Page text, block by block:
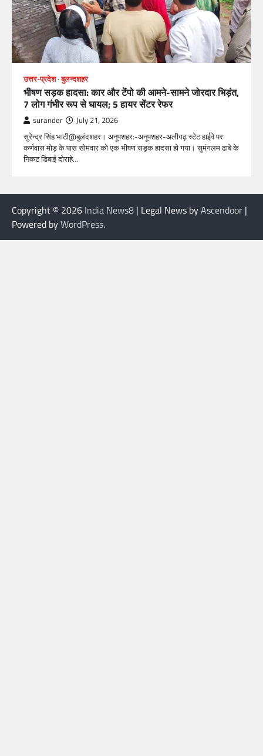
उत्तर-प्रदेश बुलन्दशहर
भीषण सड़क हादसा: कार और टेंपो की आमने-सामने जोरदार भिड़ंत,
7 लोग गंभीर रूप से घायल; 5 हायर सेंटर रेफर​
surander July 21, 2026
सुरेन्द्र सिंह भाटी@बुलंदशहर। अनूपशहर:-अनूपशहर-अलीगढ़ स्टेट हाईवे पर
कर्णवास मोड़ के पास सोमवार को एक भीषण सड़क हादसा हो गया। सुमंगलम ढाबे के
निकट डिबाई दोराहे…
Copyright © 2026 India News8 | Legal News byAscendoor |
Powered byWordPress.